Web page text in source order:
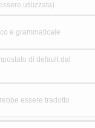
utilizzata)
e grammaticale
di default dal
essere tradotto